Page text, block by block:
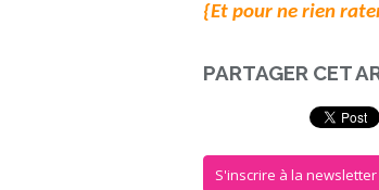
{Et pour ne rien
PARTAGER CET
S'inscrire à la newsletter